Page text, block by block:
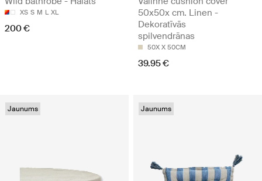
XS S M L XL
200 €
50x50x cm. Linen -
Dekoratīvās
spilvendrānas
50X X 50CM
39.95 €
Jaunums Jaunums